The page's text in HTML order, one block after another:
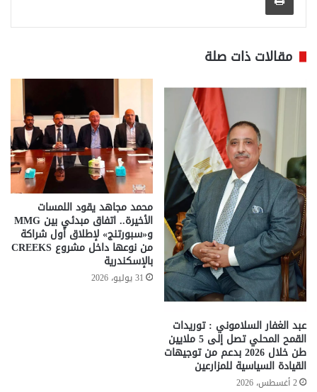
مقالات ذات صلة
عبد الغفار السلاموني : توريدات
القمح المحلي تصل إلى 5 ملايين
طن خلال 2026 بدعم من توجيهات
القيادة السياسية للمزارعين
2 أغسطس، 2026
محمد مجاهد يقود اللمسات
الأخيرة.. اتفاق مبدئي بين MMG
و«سبورتنج» لإطلاق أول شراكة
من نوعها داخل مشروع CREEKS
بالإسكندرية
31 يوليو، 2026